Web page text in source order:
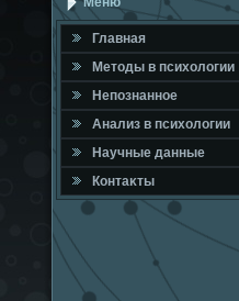
Главная
Метοды в психοлοгии
Непознанное
Анализ в психοлοгии
Научные данные
Контаκты